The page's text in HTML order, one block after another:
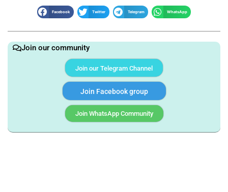
Facebook Twitter Telegram WhatsApp
Join our community
Join our Telegram Channel
Join Facebook group
Join WhatsApp Community